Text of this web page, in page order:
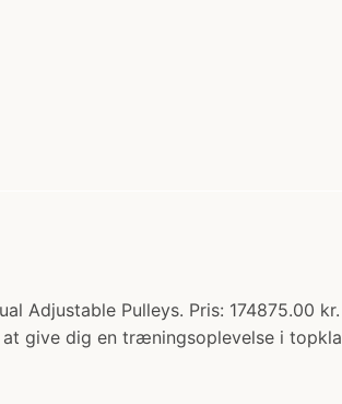
Adjustable Pulleys. Pris: 174875.00
give dig en træningsoplevelse i